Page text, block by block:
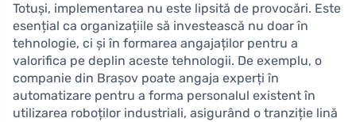
Totuși, implementarea nu este lipsită de provocări. Este
esențial ca organizațiile să investească nu doar în
tehnologie, ci și în formarea angajaților pentru a
valorifica pe deplin aceste tehnologii. De exemplu, o
companie din Brașov poate angaja experți în
automatizare pentru a forma personalul existent în
utilizarea roboților industriali, asigurând o tranziție lină